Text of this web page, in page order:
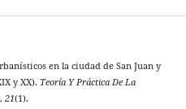
en la ciudad de San Juan y
y XX). Teoría Y Práctica De La
, 21(1).